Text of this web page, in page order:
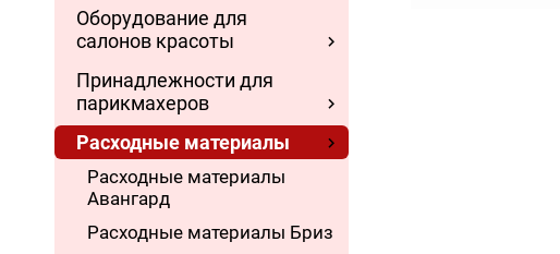
Оборудование для
салонов красоты
Принадлежности для
парикмахеров
Расходные материалы
Расходные материалы
Авангард
Расходные материалы Бриз